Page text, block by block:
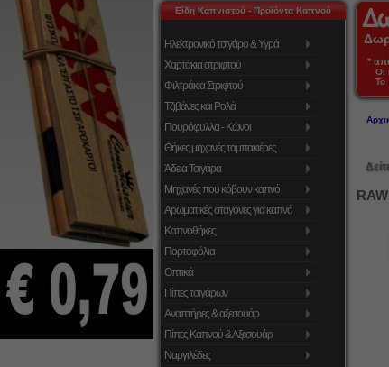
Είδη Καπνιστού - Προϊόντα Καπνού
Ηλεκτρονικό τσιγάρο & Υγρά
Χαρτάκια στριφτού
Φιλτράκια Στριφτού
Τζιβάνες και Ρολά
Πουρόφυλλα - Κώνοι
Θήκες μηχανές ταμπακιέρες
Άδεια Τσιγάρα
Μηχανές που κόβουν καπνό
Αρωματικές σταγόνες για καπνό
Καπνοθήκες
Πορτοφόλια
Οπτικά
Πίπες τσιγάρων
Αναπτήρες & αξεσουάρ
Πίπες Καπνού & Αξεσουάρ
Ναργιλέδες
* από
Οι
Το